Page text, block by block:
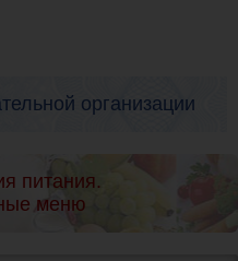
организации
питания.
меню